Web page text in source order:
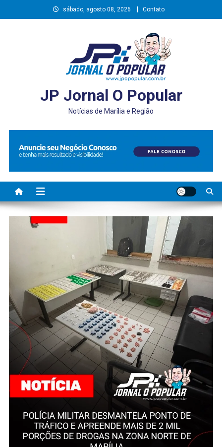
to
sábado, agosto 08, 2026 Contato
JP Jornal O Popular
Notícias de Marília e Região